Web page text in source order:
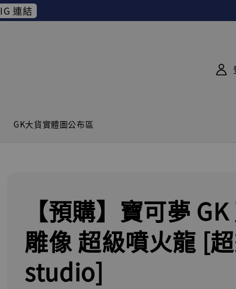
IG 連結
GK大貨實體圖公布區
【預購】寶可夢
雕像 超級噴火龍 [
studio]